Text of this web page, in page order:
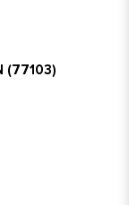
(77103)